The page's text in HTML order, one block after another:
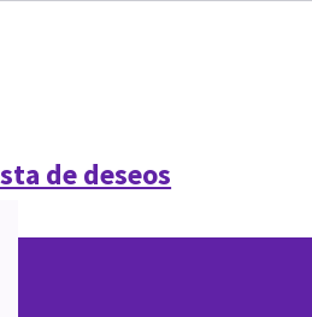
de deseos